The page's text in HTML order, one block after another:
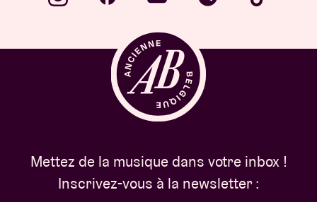
Mettez de la musique dans votre inbox !
Inscrivez-vous à la newsletter :